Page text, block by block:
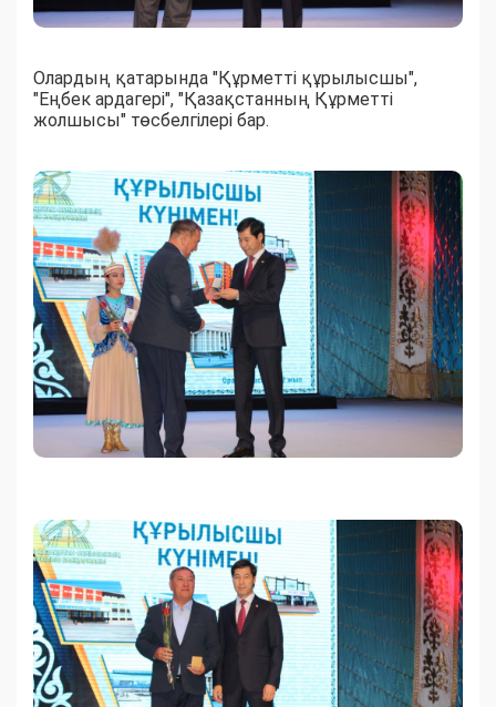
Олардың қатарында "Құрметті құрылысшы",
"Еңбек ардагері", "Қазақстанның Құрметті
жолшысы" төсбелгілері бар.